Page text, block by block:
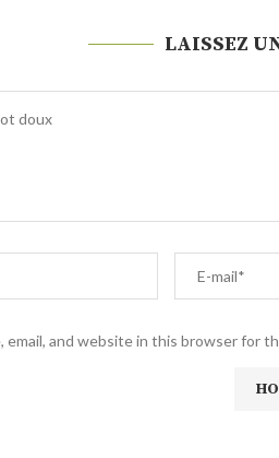
LAISSEZ
email, and website in this browser for